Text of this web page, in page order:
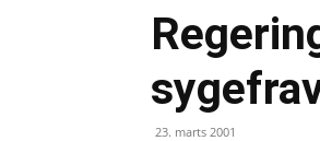
23. marts 2001